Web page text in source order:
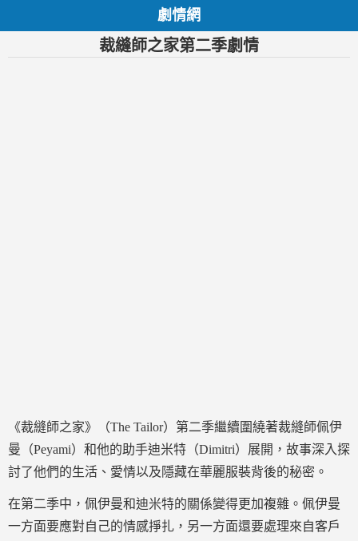
劇情網
裁縫師之家第二季劇情
《裁縫師之家》（The Tailor）第二季繼續圍繞著裁縫師佩伊
曼（Peyami）和他的助手迪米特（Dimitri）展開，故事深入探
討了他們的生活、愛情以及隱藏在華麗服裝背後的秘密。
在第二季中，佩伊曼和迪米特的關係變得更加複雜。佩伊曼
一方面要應對自己的情感掙扎，另一方面還要處理來自客戶